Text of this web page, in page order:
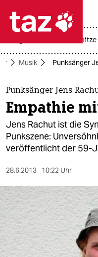
 taz
taz
themen
politik
öko
sport
berlin
nord
hitze
Musik Punksänger
Punksänger Jens
Empathie
Jens Rachut ist die
Punkszene:
veröffentlicht der 59-
28.6.2013 10:22 Uhr